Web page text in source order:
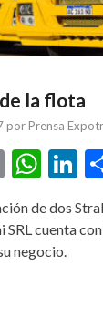
la flota
por Prensa
Email
de dos
cuenta
negocio.